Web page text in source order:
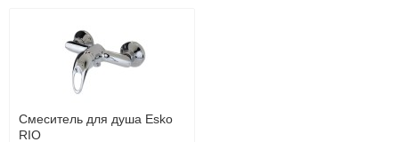
Доставка в регионы России.
10 160
Подробнее
Смеситель для душа Esko
RIO